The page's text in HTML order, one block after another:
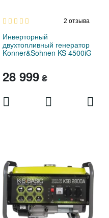
2 отзыва
Инверторный
двухтопливный генератор
Konner&Sohnen KS 4500iG
28 999₴